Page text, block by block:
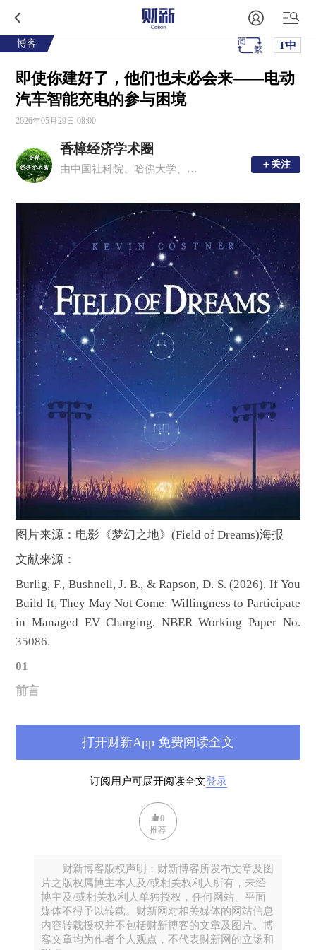
博客 T中
即使你建好了，他们也未必会来——电动
汽车智能充电的参与困境
2026年05月29日 08:00
香樟经济学术圈
由中国社科院、哈佛大学、多伦多大学等国内外青年经济学者发起 ＋关注
＋关注
图片来源：电影《梦幻之地》(Field of Dreams)海报
文献来源：
Burlig, F., Bushnell, J. B., & Rapson, D. S. (2026). If You
Build It, They May Not Come: Willingness to Participate
in Managed EV Charging. NBER Working Paper No.
35086.
01
前言
是全球最大的电动汽车市场，2025年新能源汽车产销
量分别为1662.6万辆和1649万辆（中国汽车工业协
会，2026年1月），保有量达4397万辆（公安部，
2026年1月），新能源汽车国内新车销量占比首次突破
50%。然而，新能源汽车的快速普及给电网带来双重
挑战：配电变压器可能面临过载风险，以及“充电
在配电设施方面，据能源基金会2023年发布的报告测
算，无序充电情景下，一个典型小区的现有电力容量
仅能满足不足20%的车位配桩率。现实中，变压器容
量不足导致无法安装充电桩的案例并不少见——贵阳
订阅用户可展开阅读全文登录
打开财新App 免费阅读全文
0
推荐
财新博客版权声明：财新博客所发布文章及图
片之版权属博主本人及/或相关权利人所有，未经
博主及/或相关权利人单独授权，任何网站、平面
媒体不得予以转载。财新网对相关媒体的网站信息
内容转载授权并不包括财新博客的文章及图片。博
客文章均为作者个人观点，不代表财新网的立场和